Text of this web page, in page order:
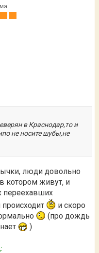
в Краснодар,то и
не носите шубы,не
люди довольно
котором живут, и
переехавших
и скоро
(про дождь
)